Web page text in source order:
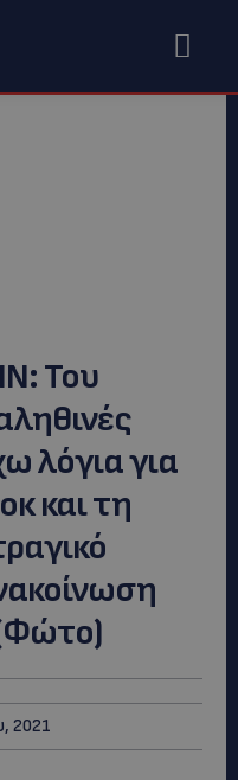
Του
λόγια για
και τη
2021